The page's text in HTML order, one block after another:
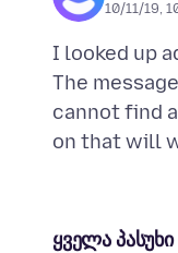
10/11/19,
I looked up
The
cannot find
ყველა პასუხი